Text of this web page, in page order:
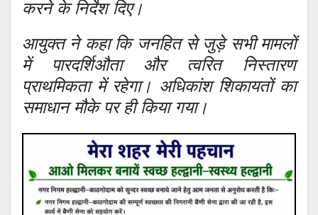
करने के निर्देश दिए।
आयुक्त ने कहा कि जनहित से जुड़े सभी मामलों
में पारदर्शिऔता और त्वरित निस्तारण
प्राथमिकता में रहेगा। अधिकांश शिकायतों का
समाधान मौके पर ही किया गया।